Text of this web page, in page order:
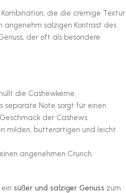
die die cremige Textur
angenehm salzigen Kontrast des
der oft als besondere
die Cashewkerne.
separate Note sorgt für einen
der Cashews.
milden, butterartigen und leicht
angenehmen Crunch.
süßer und salziger Genuss zum